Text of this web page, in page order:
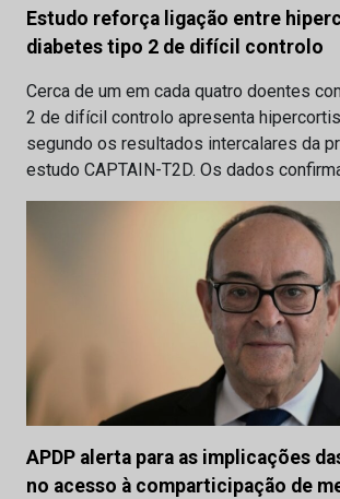
Estudo reforça ligação entre
diabetes tipo 2 de difícil controlo
Cerca de um em cada quatro doentes
2 de difícil controlo apresenta
segundo os resultados intercalares da
estudo CAPTAIN-T2D. Os dados
APDP alerta para as implicações
no acesso à comparticipação de